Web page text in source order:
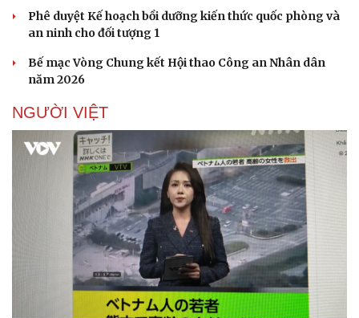
Phê duyệt Kế hoạch bồi dưỡng kiến thức quốc phòng và
an ninh cho đối tượng 1
Bế mạc Vòng Chung kết Hội thao Công an Nhân dân
năm 2026
NGƯỜI VIỆT